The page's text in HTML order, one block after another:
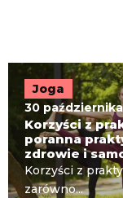
Joga
30
Korzyści z
poranna
zdrowie i
Korzyści z
zarówno...